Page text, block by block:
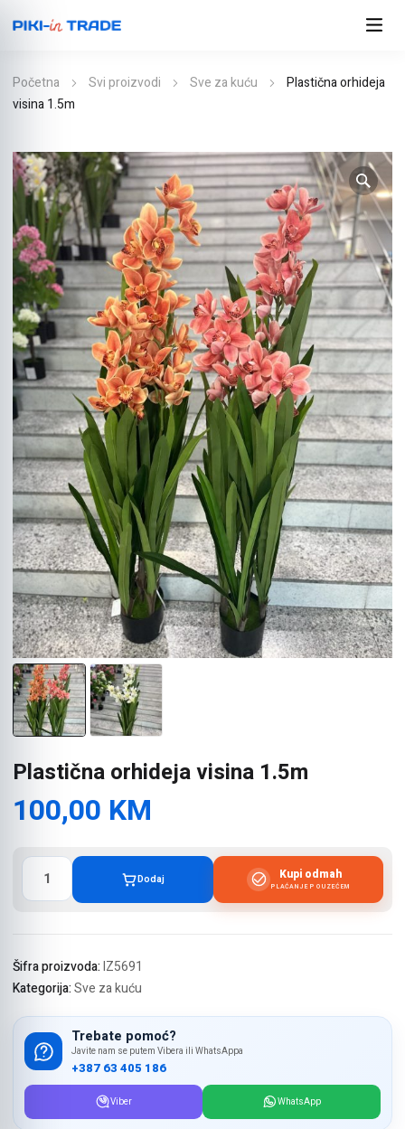
Početna Svi proizvodi Sve za kuću
Plastična orhideja
visina 1.5m
Plastična orhideja visina 1.5m
100,00 KM
Plastična
orhideja
visina
Dodaj Kupi odmah
PLAĆANJE POUZEĆEM
Šifra proizvoda:IZ5691
Kategorija:Sve za kuću
Trebate pomoć?
Javite nam se putem Vibera ili WhatsAppa
+387 63 405 186
Viber WhatsApp